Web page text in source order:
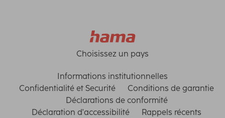
Choisissez un pays
Informations institutionnelles
Confidentialité et Securité
Conditions de garantie
Déclarations de conformité
Déclaration d'accessibilité
Rappels récents